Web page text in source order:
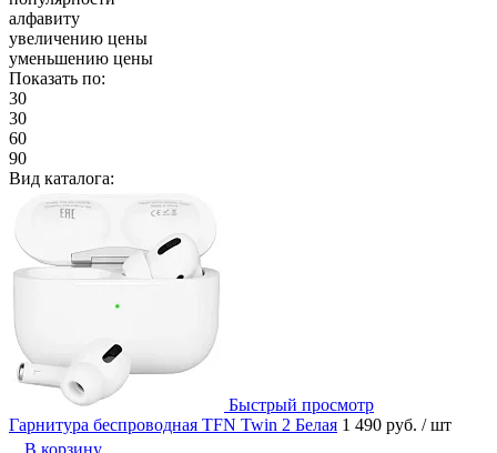
алфавиту
увеличению цены
уменьшению цены
Показать по:
30
30
60
90
Вид каталога:
Быстрый просмотр
Гарнитура беспроводная TFN Twin 2 Белая 1 490 руб. / шт
В корзину